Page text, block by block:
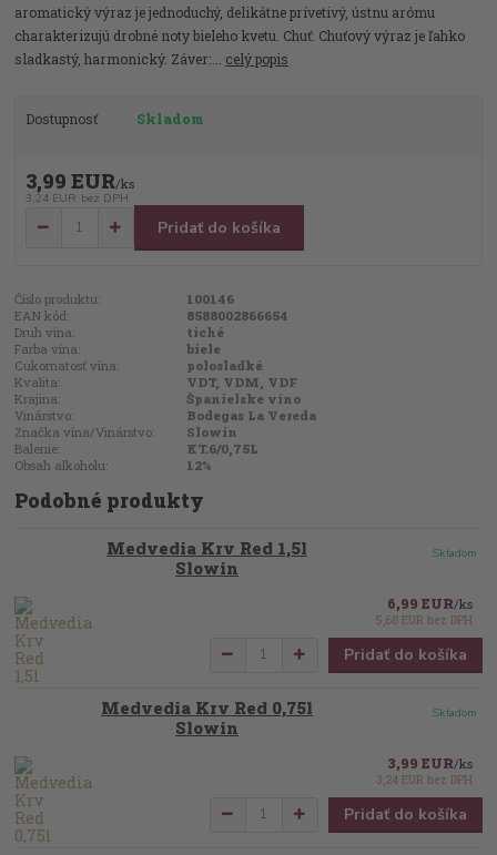
aromatický výraz je jednoduchý, delikátne prívetivý, ústnu arómu
charakterizujú drobné noty bieleho kvetu. Chuť: Chuťový výraz je ľahko
sladkastý, harmonický. Záver:... celý popis
Dostupnosť Skladom
3,99 EUR/ks
3,24 EUR bez DPH
Pridať do košíka
Číslo produktu:
100146
EAN kód:
8588002866654
Druh vína:
tiché
Farba vína:
biele
Cukornatosť vína:
polosladké
Kvalita:
VDT, VDM, VDF
Krajina:
Španielske víno
Vinárstvo:
Bodegas La Vereda
Značka vína/Vinárstvo:
Slowin
Balenie:
KT.6/0,75L
Obsah alkoholu:
12%
Podobné produkty
Medvedia Krv Red 1,5l
Slowin
6,99 EUR/ks
5,68 EURbez DPH
Skladom
Pridať do košíka
Medvedia Krv Red 0,75l
Slowin
3,99 EUR/ks
3,24 EURbez DPH
Skladom
Pridať do košíka